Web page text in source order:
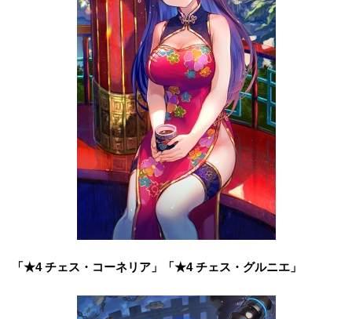
「★4 チェス・コーネリア」「★4 チェス・グルニエ」